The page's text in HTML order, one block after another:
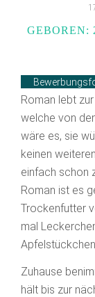
GEBOREN:
Roman lebt
welche von
wäre es, sie
keinen
einfach schon
Roman ist es
Trockenfutter
mal
Zuhause
hält bis zur